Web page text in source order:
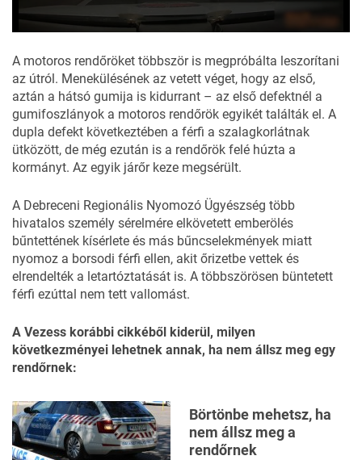
A motoros rendőröket többször is megpróbálta leszorítani
az útról. Menekülésének az vetett véget, hogy az első,
aztán a hátsó gumija is kidurrant – az első defektnél a
gumifoszlányok a motoros rendőrök egyikét találták el. A
dupla defekt következtében a férfi a szalagkorlátnak
ütközött, de még ezután is a rendőrök felé húzta a
kormányt. Az egyik járőr keze megsérült.
A Debreceni Regionális Nyomozó Ügyészség több
hivatalos személy sérelmére elkövetett emberölés
bűntettének kísérlete és más bűncselekmények miatt
nyomoz a borsodi férfi ellen, akit őrizetbe vettek és
elrendelték a letartóztatását is. A többszörösen büntetett
férfi ezúttal nem tett vallomást.
A Vezess korábbi cikkéből kiderül, milyen
következményei lehetnek annak, ha nem állsz meg egy
rendőrnek:
Börtönbe mehetsz, ha
nem állsz meg a
rendőrnek